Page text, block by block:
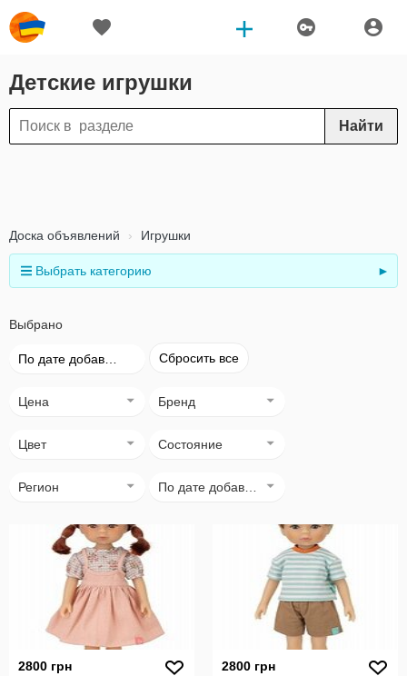
Детские игрушки
Найти
Доска объявлений Игрушки
Выбрать категорию ►
Выбрано
Сбросить все
Цена Бренд
Цвет Состояние
Регион
2800 грн
2800 грн